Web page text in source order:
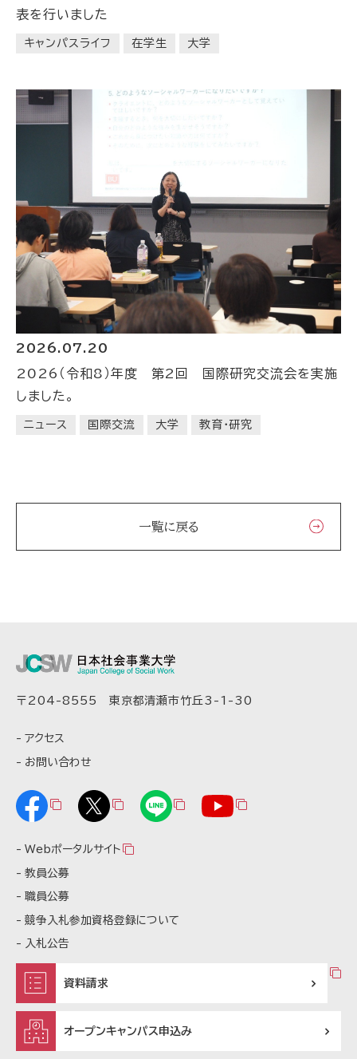
表を行いました
キャンパスライフ 在学生 大学
2026.07.20
2026（令和8）年度 第2回 国際研究交流会を実施
しました。
ニュース 国際交流 大学 教育・研究
一覧に戻る
〒204-8555 東京都清瀬市竹丘3-1-30
アクセス
お問い合わせ
Webポータルサイト
教員公募
職員公募
競争入札参加資格登録について
入札公告
資料請求
オープンキャンパス申込み